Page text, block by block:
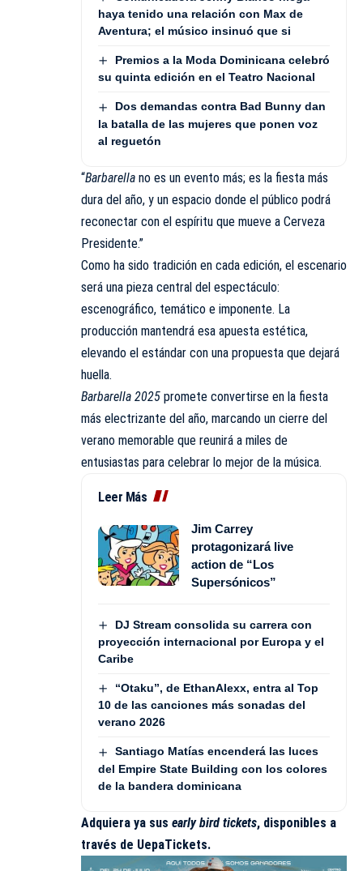
haya tenido una relación con Max de
Aventura; el músico insinuó que si
Premios a la Moda Dominicana celebró
su quinta edición en el Teatro Nacional
Dos demandas contra Bad Bunny dan
la batalla de las mujeres que ponen voz
al reguetón
“Barbarella no es un evento más; es la fiesta más
dura del año, y un espacio donde el público podrá
reconectar con el espíritu que mueve a Cerveza
Presidente.”
Como ha sido tradición en cada edición, el escenario
será una pieza central del espectáculo:
escenográfico, temático e imponente. La
producción mantendrá esa apuesta estética,
elevando el estándar con una propuesta que dejará
huella.
Barbarella 2025 promete convertirse en la fiesta
más electrizante del año, marcando un cierre del
verano memorable que reunirá a miles de
entusiastas para celebrar lo mejor de la música.
Leer Más
Jim Carrey
protagonizará live
action de “Los
Supersónicos”
DJ Stream consolida su carrera con
proyección internacional por Europa y el
Caribe
“Otaku”, de EthanAlexx, entra al Top
10 de las canciones más sonadas del
verano 2026
Santiago Matías encenderá las luces
del Empire State Building con los colores
de la bandera dominicana
Adquiera ya sus early bird tickets, disponibles a
través de UepaTickets.